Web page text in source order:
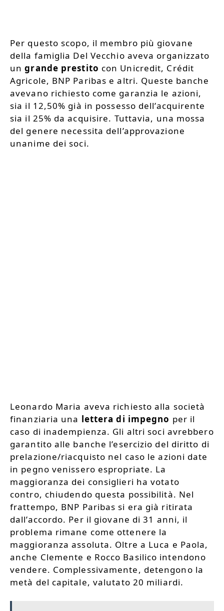
Per questo scopo, il membro più giovane
della famiglia Del Vecchio aveva organizzato
ungrande prestito con Unicredit, Crédit
Agricole, BNP Paribas e altri. Queste banche
avevano richiesto come garanzia le azioni,
sia il 12,50% già in possesso dell’acquirente
sia il 25% da acquisire. Tuttavia, una mossa
del genere necessita dell’approvazione
unanime dei soci.
Leonardo Maria aveva richiesto alla società
finanziaria una lettera di impegno per il
caso di inadempienza. Gli altri soci avrebbero
garantito alle banche l’esercizio del diritto di
prelazione/riacquisto nel caso le azioni date
in pegno venissero espropriate. La
maggioranza dei consiglieri ha votato
contro, chiudendo questa possibilità. Nel
frattempo, BNP Paribas si era già ritirata
dall’accordo. Per il giovane di 31 anni, il
problema rimane come ottenere la
maggioranza assoluta. Oltre a Luca e Paola,
anche Clemente e Rocco Basilico intendono
vendere. Complessivamente, detengono la
metà del capitale, valutato 20 miliardi.